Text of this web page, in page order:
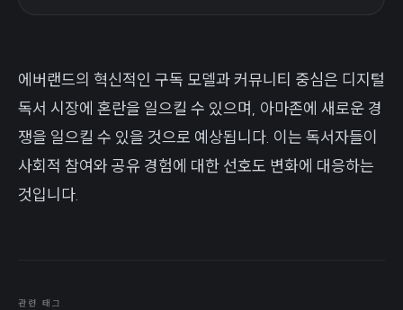
에버랜드의 혁신적인 구독 모델과 커뮤니티 중심은 디지털
독서 시장에 혼란을 일으킬 수 있으며, 아마존에 새로운 경
쟁을 일으킬 수 있을 것으로 예상됩니다. 이는 독서자들이
사회적 참여와 공유 경험에 대한 선호도 변화에 대응하는
것입니다.
관련 태그